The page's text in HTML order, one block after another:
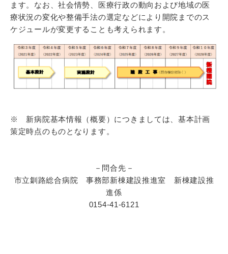
ます。なお、社会情勢、医療行政の動向および地域の医
療状況の変化や整備手法の選定などにより開院までのス
ケジュールが変更することも考えられます。
※ 新病院基本情報（概要）につきましては、基本計画
策定時点のものとなります。
－問合先－
市立釧路総合病院 事務部新棟建設推進室 新棟建設推
進係
0154-41-6121